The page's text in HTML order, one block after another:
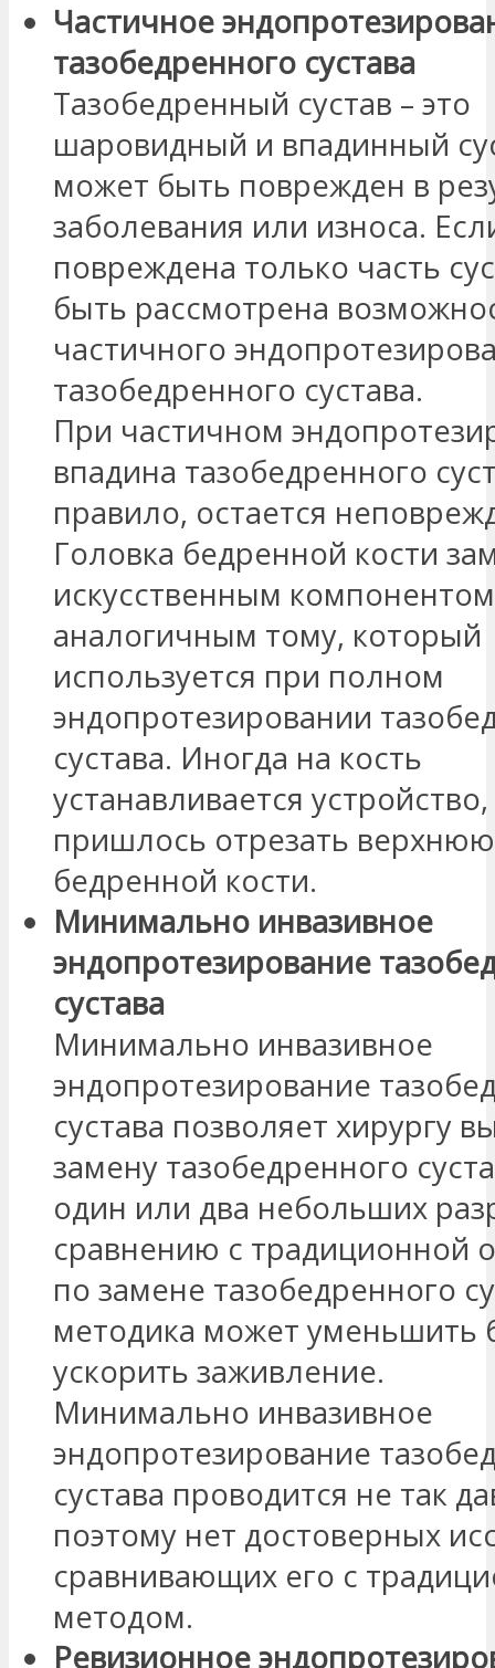
Частичное
тазобедренного сустава
Тазобедренный сустав – это
шаровидный и впадинный
может быть поврежден в
заболевания или износа.
повреждена только часть
быть рассмотрена
частичного
тазобедренного сустава.
При частичном
впадина тазобедренного
правило, остается
Головка бедренной кости
искусственным
аналогичным тому, который
используется при полном
эндопротезировании
сустава. Иногда на кость
устанавливается
пришлось отрезать
бедренной кости.
Минимально инвазивное
эндопротезирование
сустава
Минимально инвазивное
эндопротезирование
сустава позволяет хирургу
замену тазобедренного
один или два небольших
сравнению с традиционной
по замене тазобедренного
методика может уменьшить
ускорить заживление.
Минимально инвазивное
эндопротезирование
сустава проводится не так
поэтому нет достоверных
сравнивающих его с
методом.
Ревизионное